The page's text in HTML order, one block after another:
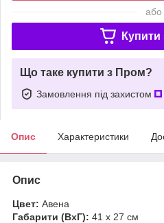
або
Купити
Що таке купити з Пром?
Замовлення під захистом
Опис Характеристики
Опис
Цвет: Авена
Габарити (ВхГ): 41 х 27 см